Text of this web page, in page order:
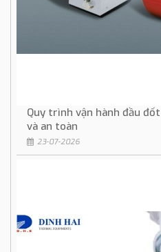
Quy trình vận hành đầu
và an toàn
23-07-2026